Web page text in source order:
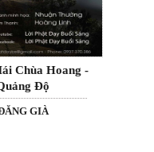
Chùa Hoang -
Độ
GIÀ